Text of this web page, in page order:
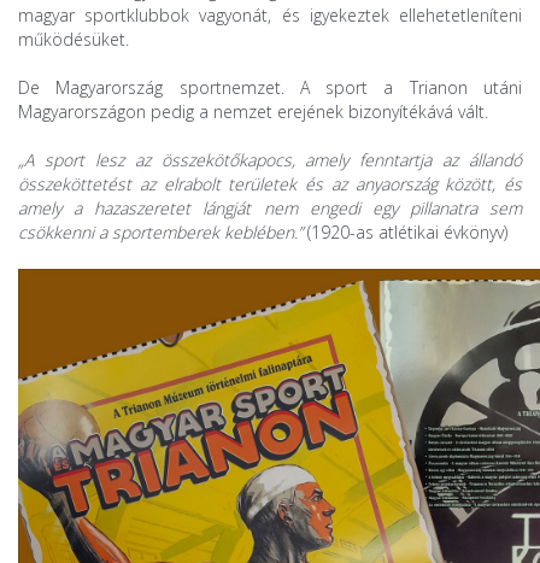
magyar sportklubbok vagyonát, és igyekeztek ellehetetleníteni
működésüket.
De Magyarország sportnemzet. A sport a Trianon utáni
Magyarországon pedig a nemzet erejének bizonyítékává vált.
„A sport lesz az összekötőkapocs, amely fenntartja az állandó
összeköttetést az elrabolt területek és az anyaország között, és
amely a hazaszeretet lángját nem engedi egy pillanatra sem
csökkenni a sportemberek keblében.”(1920-as atlétikai évkönyv)